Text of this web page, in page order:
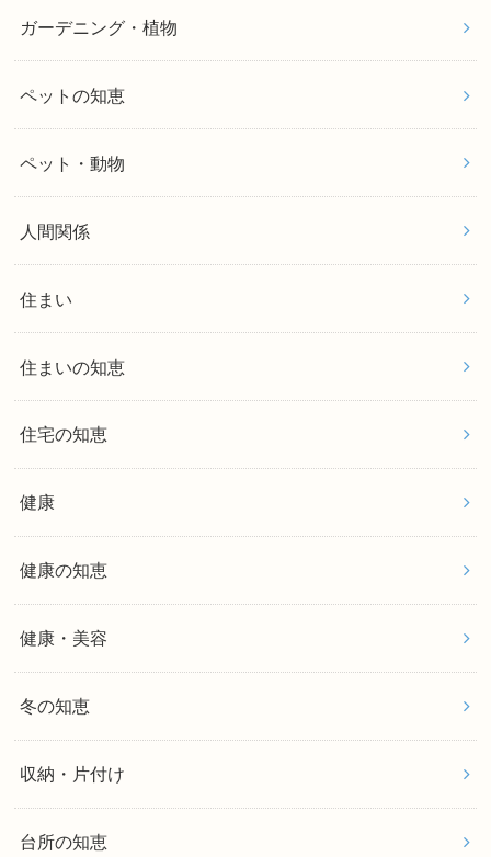
ガーデニング・植物
ペットの知恵
ペット・動物
人間関係
住まい
住まいの知恵
住宅の知恵
健康
健康の知恵
健康・美容
冬の知恵
収納・片付け
台所の知恵